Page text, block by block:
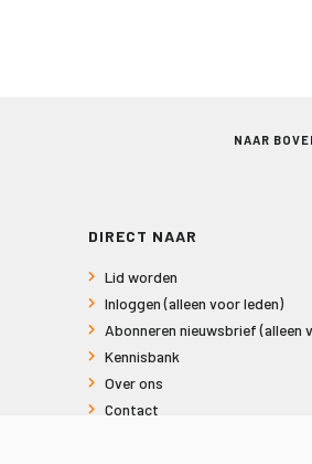
NAAR
DIRECT NAAR
Lid worden
Inloggen (alleen voor leden)
Abonneren nieuwsbrief (alleen
Kennisbank
Over ons
Contact